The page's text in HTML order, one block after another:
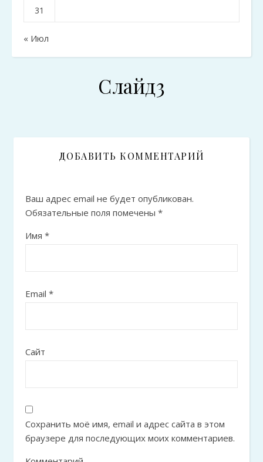
31
« Июл
Слайд3
ДОБАВИТЬ КОММЕНТАРИЙ
Ваш адрес email не будет опубликован.
Обязательные поля помечены *
Имя *
Email *
Сайт
Сохранить моё имя, email и адрес сайта в этом
браузере для последующих моих комментариев.